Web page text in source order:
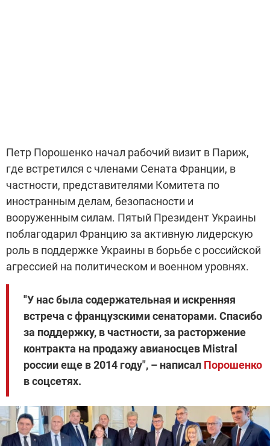
Петр Порошенко начал рабочий визит в Париж,
где встретился с членами Сената Франции, в
частности, представителями Комитета по
иностранным делам, безопасности и
вооруженным силам. Пятый Президент Украины
поблагодарил Францию за активную лидерскую
роль в поддержке Украины в борьбе с российской
агрессией на политическом и военном уровнях.
"У нас была содержательная и искренняя
встреча с французскими сенаторами. Спасибо
за поддержку, в частности, за расторжение
контракта на продажу авианосцев Mistral
россии еще в 2014 году", – написал Порошенко
в соцсетях.